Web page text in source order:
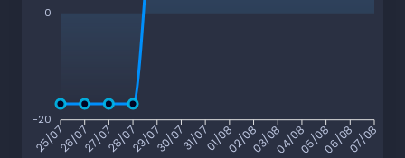
0
-20
25/0726/0727/0728/0729/0730/0731/0701/0802/0803/0804/0805/0806/0807/08